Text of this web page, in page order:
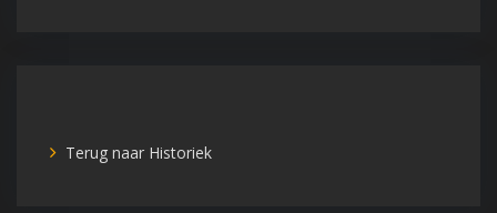
Terug naar Historiek